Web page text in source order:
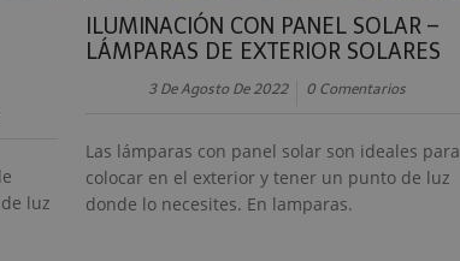
luz
ILUMINACIÓN CON PANEL SOLAR –
LÁMPARAS DE EXTERIOR SOLARES
3 De Agosto De 2022 0 Comentarios
Las lámparas con panel solar son ideales para
colocar en el exterior y tener un punto de luz
donde lo necesites. En lamparas.